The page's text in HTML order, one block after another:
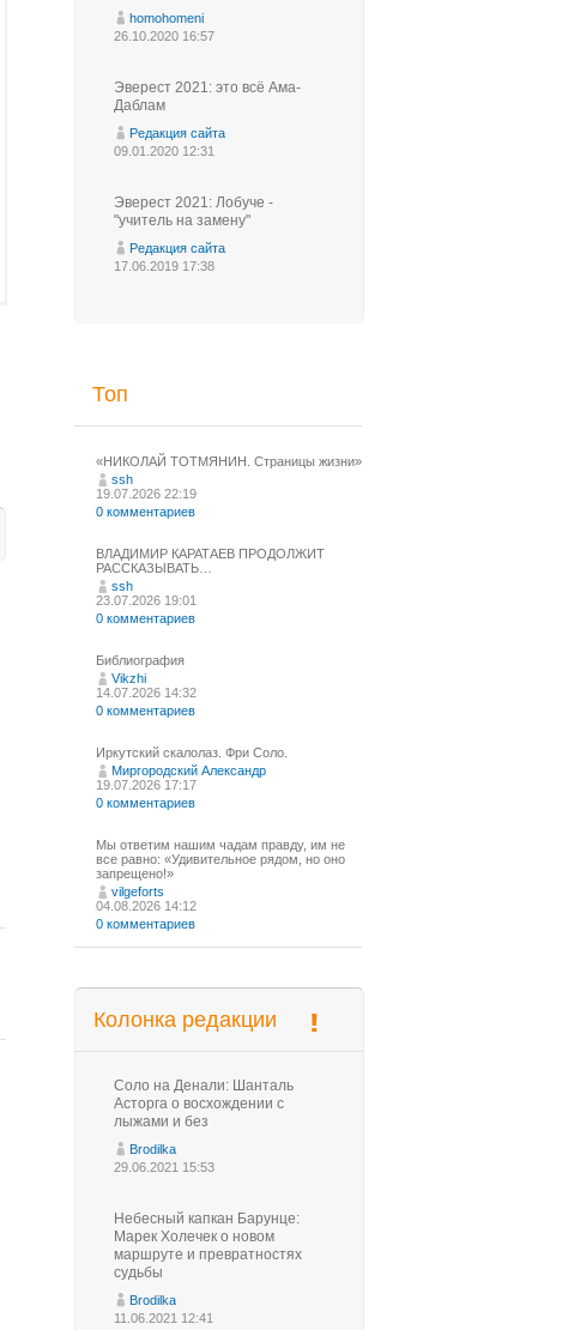
homohomeni
26.10.2020 16:57
Эверест 2021: это всё Ама-
Даблам
Редакция сайта
09.01.2020 12:31
Эверест 2021: Лобуче -
"учитель на замену"
Редакция сайта
17.06.2019 17:38
Топ
«НИКОЛАЙ ТОТМЯНИН. Страницы жизни»
ssh
19.07.2026 22:19
0 комментариев
ВЛАДИМИР КАРАТАЕВ ПРОДОЛЖИТ
РАССКАЗЫВАТЬ…
ssh
23.07.2026 19:01
0 комментариев
Библиография
Vikzhi
14.07.2026 14:32
0 комментариев
Иркутский скалолаз. Фри Соло.
Миргородский Александр
19.07.2026 17:17
0 комментариев
Мы ответим нашим чадам правду, им не
все равно: «Удивительное рядом, но оно
запрещено!»
vilgeforts
04.08.2026 14:12
0 комментариев
Колонка редакции
Соло на Денали: Шанталь
Асторга о восхождении с
лыжами и без
Brodilka
29.06.2021 15:53
Небесный капкан Барунце:
Марек Холечек о новом
маршруте и превратностях
судьбы
Brodilka
11.06.2021 12:41